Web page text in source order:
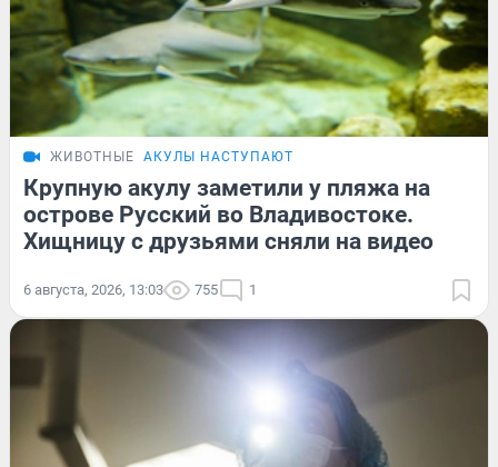
ЖИВОТНЫЕ АКУЛЫ НАСТУПАЮТ
Крупную акулу заметили у пляжа на
острове Русский во Владивостоке.
Хищницу с друзьями сняли на видео
6 августа, 2026, 13:03 755 1